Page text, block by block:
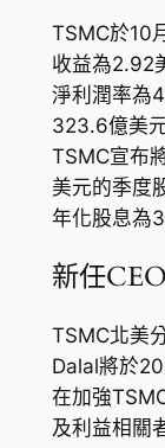
TSMC於10
收益為2.92
淨利潤率為
323.6億美
TSMC宣布
美元的季度
年化股息為
新任
TSMC北美
Dalal將於
在加強
及利益相關